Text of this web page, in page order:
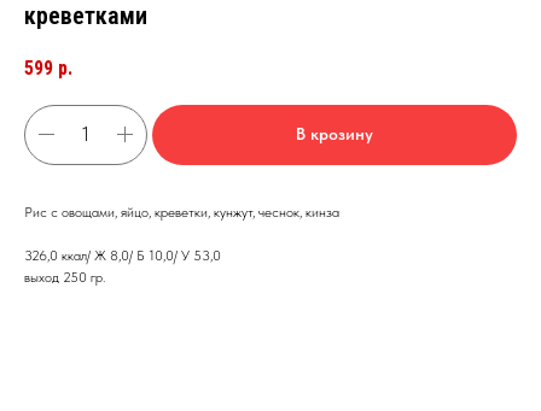
креветками
599 р.
В крозину
Рис с овощами, яйцо, креветки, кунжут, чеснок, кинза
326,0 ккал/ Ж 8,0/ Б 10,0/ У 53,0
выход 250 гр.